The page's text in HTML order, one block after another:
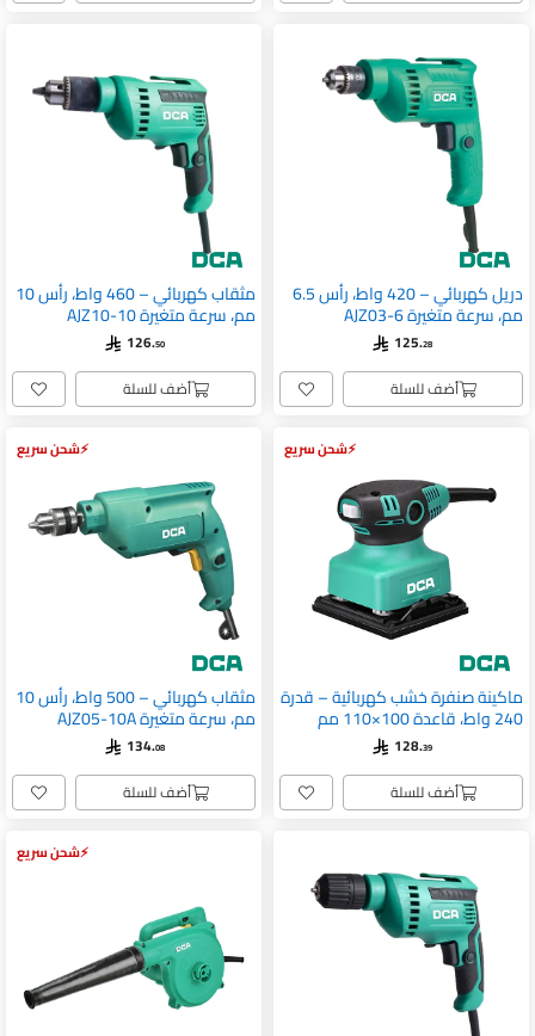
دريل كهربائي – 420 واط، رأس 6.5
مم، سرعة متغيرة AJZ03-6
125.28
أضف للسلة
مثقاب كهربائي – 460 واط، رأس 10
مم، سرعة متغيرة AJZ10-10
126.50
أضف للسلة
شحن سريع
ماكينة صنفرة خشب كهربائية – قدرة
240 واط، قاعدة 100×110 مم
ASB03-100S
128.39
أضف للسلة
شحن سريع
مثقاب كهربائي – 500 واط، رأس 10
مم، سرعة متغيرة AJZ05-10A
134.08
أضف للسلة
شحن سريع